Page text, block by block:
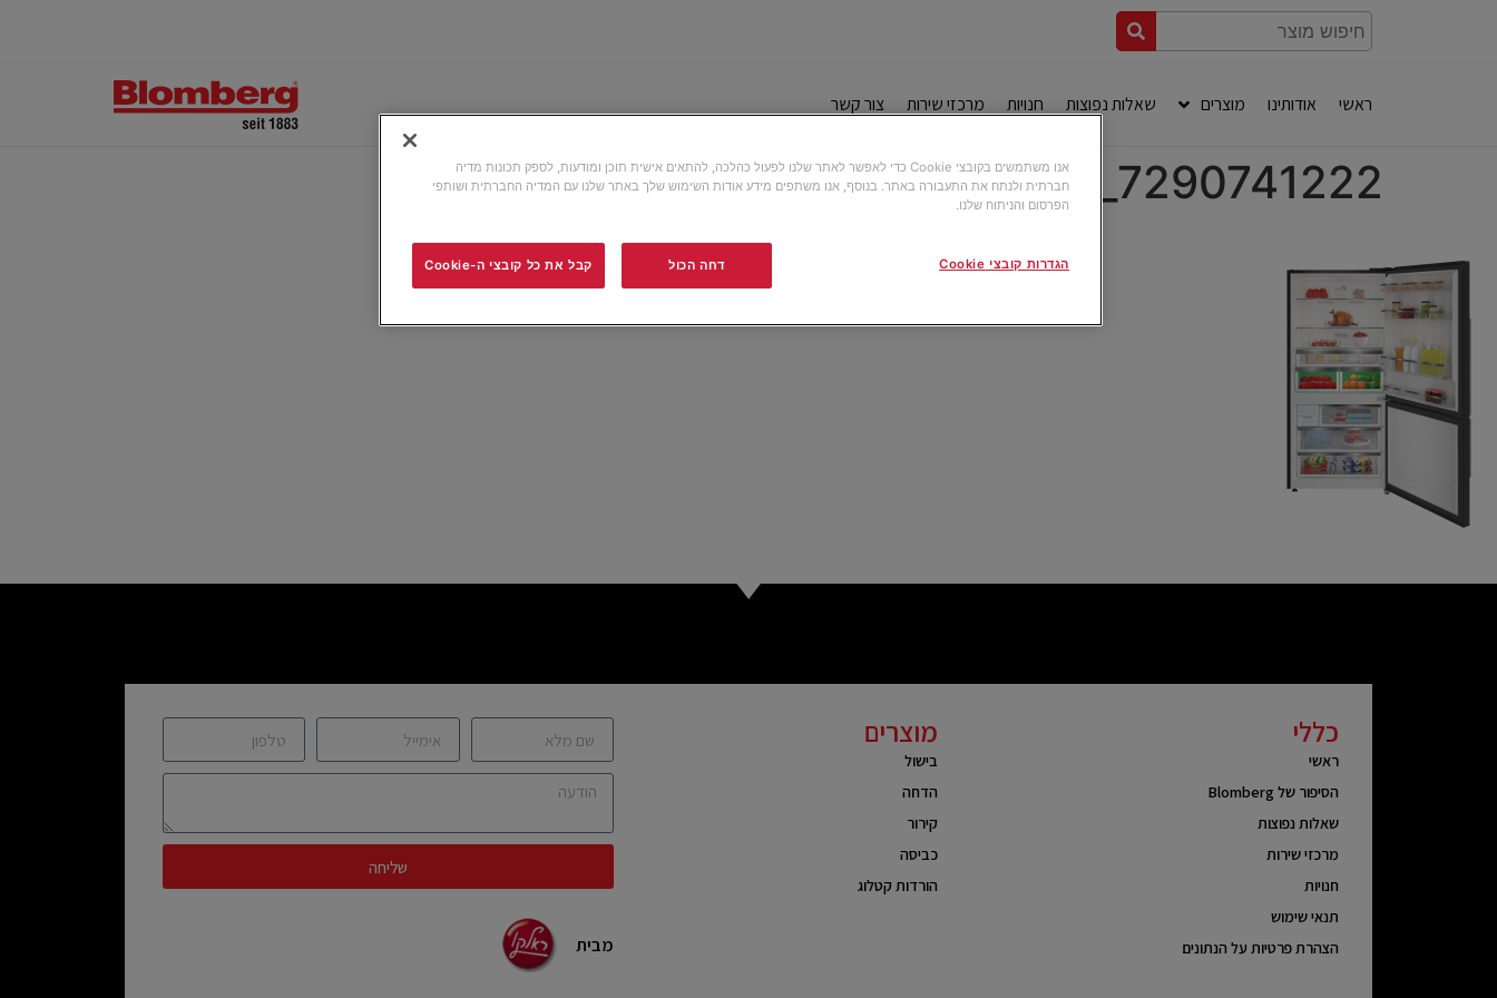
ראשי אודותינו מוצרים שאלות נפוצות חנויות מרכזי שירות צור קשר
7290741222_LO3_20230113_131357
כללי
ראשי
הסיפור של Blomberg
שאלות נפוצות
מרכזי שירות
חנויות
תנאי שימוש
הצהרת פרטיות על הנתונים
מוצרים
בישול
הדחה
קירור
כביסה
הורדות קטלוג
שליחה
מבית
אנו משתמשים בקובצי Cookie כדי לאפשר לאתר שלנו לפעול כהלכה, להתאים אישית תוכן ומודעות, לספק תכונות מדיה
חברתית ולנתח את התעבורה באתר. בנוסף, אנו משתפים מידע אודות השימוש שלך באתר שלנו עם המדיה החברתית ושותפי
הפרסום והניתוח שלנו.
דחה הכול קבל את כל קובצי ה-Cookie הגדרות קובצי Cookie